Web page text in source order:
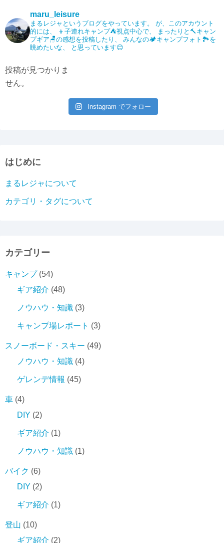
b
o
o
k
Li
n
k
maru_leisure
まるレジャというブログをやっています。 が、このアカウント
的には、
👦子連れキャンプ⛺️視点中心で、
まったりと🔨キャン
プギア🪑の感想を投稿したり、
みんなの🏕️キャンプフォト🏞️を
眺めたいな、
と思っています😊
投稿が見つかりま
せん。
Instagram でフォロー
はじめに
まるレジャについて
カテゴリ・タグについて
カテゴリー
キャンプ(54)
ギア紹介 (48)
ノウハウ・知識 (3)
キャンプ場レポート (3)
スノーボード・スキー (49)
ノウハウ・知識 (4)
ゲレンデ情報 (45)
車 (4)
DIY (2)
ギア紹介 (1)
ノウハウ・知識 (1)
バイク (6)
DIY (2)
ギア紹介 (1)
登山 (10)
ギア紹介 (2)